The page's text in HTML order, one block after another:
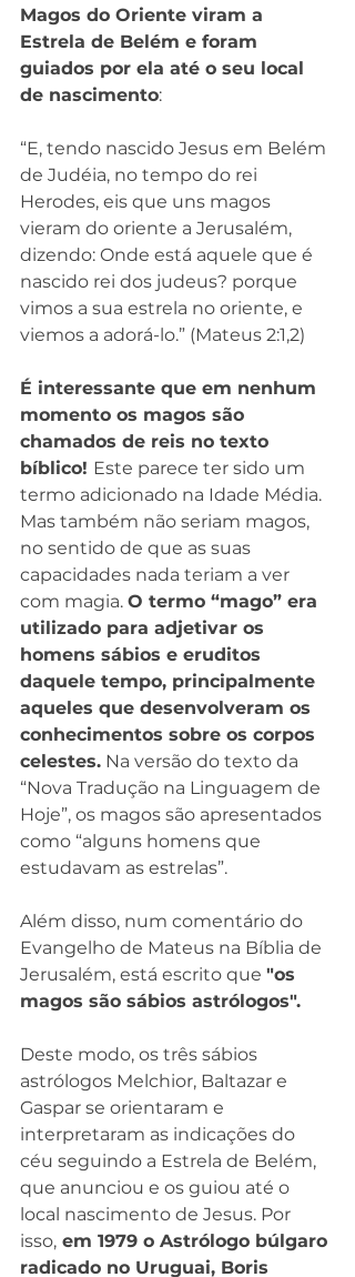
Magos do Oriente viram a
Estrela de Belém e foram
guiados por ela até o seu local
de nascimento:
“E, tendo nascido Jesus em Belém
de Judéia, no tempo do rei
Herodes, eis que uns magos
vieram do oriente a Jerusalém,
dizendo: Onde está aquele que é
nascido rei dos judeus? porque
vimos a sua estrela no oriente, e
viemos a adorá-lo.” (Mateus 2:1,2)
É interessante que em nenhum
momento os magos são
chamados de reis no texto
bíblico! Este parece ter sido um
termo adicionado na Idade Média.
Mas também não seriam magos,
no sentido de que as suas
capacidades nada teriam a ver
com magia. O termo “mago” era
utilizado para adjetivar os
homens sábios e eruditos
daquele tempo, principalmente
aqueles que desenvolveram os
conhecimentos sobre os corpos
celestes. Na versão do texto da
“Nova Tradução na Linguagem de
Hoje”, os magos são apresentados
como “alguns homens que
estudavam as estrelas”.
Além disso, num comentário do
Evangelho de Mateus na Bíblia de
Jerusalém, está escrito que "os
magos são sábios astrólogos".
Deste modo, os três sábios
astrólogos Melchior, Baltazar e
Gaspar se orientaram e
interpretaram as indicações do
céu seguindo a Estrela de Belém,
que anunciou e os guiou até o
local nascimento de Jesus. Por
isso, em 1979 o Astrólogo búlgaro
radicado no Uruguai, Boris